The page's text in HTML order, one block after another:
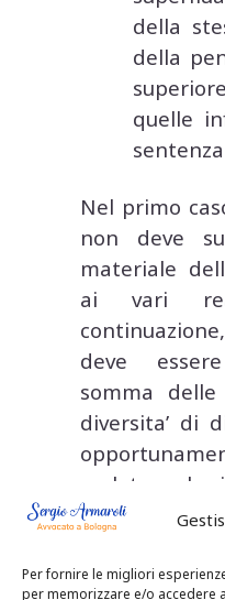
Per fornire le migliori
per memorizzare e/o accedere
della
della
quelle
Nel primo
non deve
materiale
ai vari
deve
somma
diversita’ di
un lato, nel
una mera
gia’